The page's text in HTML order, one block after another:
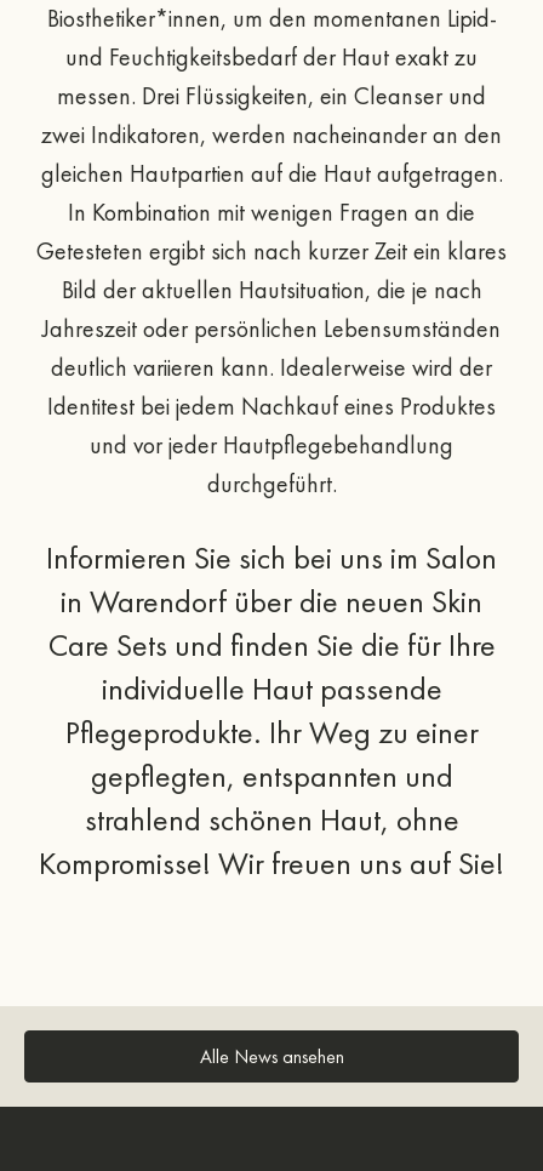
Biosthetiker*innen, um den momentanen Lipid-
und Feuchtigkeitsbedarf der Haut exakt zu
messen. Drei Flüssigkeiten, ein Cleanser und
zwei Indikatoren, werden nacheinander an den
gleichen Hautpartien auf die Haut aufgetragen.
In Kombination mit wenigen Fragen an die
Getesteten ergibt sich nach kurzer Zeit ein klares
Bild der aktuellen Hautsituation, die je nach
Jahreszeit oder persönlichen Lebensumständen
deutlich variieren kann. Idealerweise wird der
Identitest bei jedem Nachkauf eines Produktes
und vor jeder Hautpflegebehandlung
durchgeführt.
Informieren Sie sich bei uns im Salon
in Warendorf über die neuen Skin
Care Sets und finden Sie die für Ihre
individuelle Haut passende
Pflegeprodukte. Ihr Weg zu einer
gepflegten, entspannten und
strahlend schönen Haut, ohne
Kompromisse! Wir freuen uns auf Sie!
Alle News ansehen